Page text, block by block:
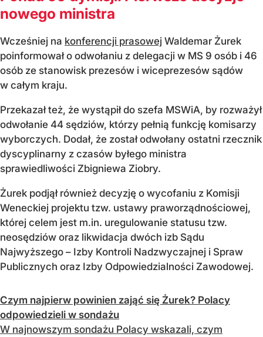
nowego ministra
Wcześniej na konferencji prasowej Waldemar Żurek
poinformował o odwołaniu z delegacji w MS 9 osób i 46
osób ze stanowisk prezesów i wiceprezesów sądów
w całym kraju.
Przekazał też, że wystąpił do szefa MSWiA, by rozważył
odwołanie 44 sędziów, którzy pełnią funkcję komisarzy
wyborczych. Dodał, że został odwołany ostatni rzecznik
dyscyplinarny z czasów byłego ministra
sprawiedliwości Zbigniewa Ziobry.
Żurek podjął również decyzję o wycofaniu z Komisji
Weneckiej projektu tzw. ustawy praworządnościowej,
której celem jest m.in. uregulowanie statusu tzw.
neosędziów oraz likwidacja dwóch izb Sądu
Najwyższego – Izby Kontroli Nadzwyczajnej i Spraw
Publicznych oraz Izby Odpowiedzialności Zawodowej.
Czym najpierw powinien zająć się Żurek? Polacy
odpowiedzieli w sondażu
W najnowszym sondażu Polacy wskazali, czym